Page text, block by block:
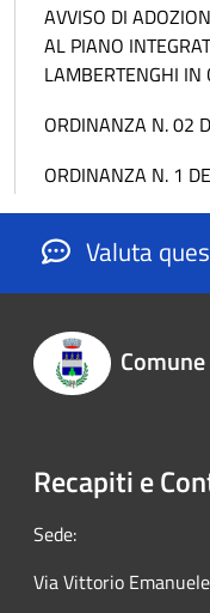
AVVISO DI
AL PIANO
LAMBERTENGHI IN
ORDINANZA N. 02
ORDINANZA N. 1
Valuta
Recapiti e
Sede:
Via Vittorio